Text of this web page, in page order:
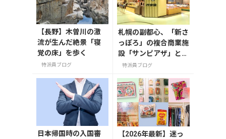
【長野】木曽川の激
流が生んだ絶景「寝
覚の床」を歩く
特派員ブログ
札幌の副都心、「新さ
っぽろ」の複合商業施
設「サンピアザ」と
「カテプリ」は、
特派員ブログ
日本帰国時の入国審
【2026年最新】迷っ